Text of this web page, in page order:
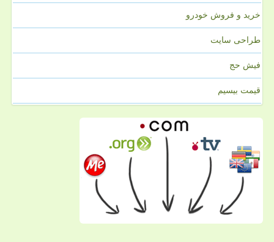
خرید و فروش خودرو
طراحی سایت
فیش حج
قیمت بیسیم